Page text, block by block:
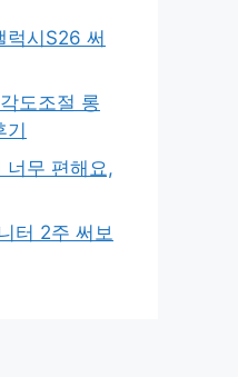
럭시S26 써
도조절 롱
기
너무 편해요,
터 2주 써보